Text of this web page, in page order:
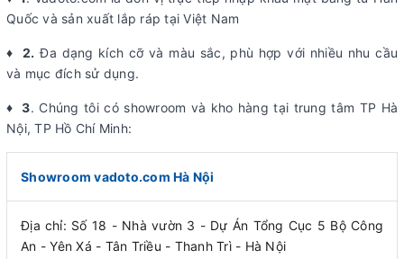
Quốc và sản xuất lắp ráp tại Việt Nam
♦ 2. Đa dạng kích cỡ và màu sắc, phù hợp với nhiều nhu cầu
và mục đích sử dụng.
♦ 3. Chúng tôi có showroom và kho hàng tại trung tâm TP Hà
Nội, TP Hồ Chí Minh:
Showroom vadoto.com Hà Nội
Địa chỉ: Số 18 - Nhà vườn 3 - Dự Án Tổng Cục 5 Bộ Công
An - Yên Xá - Tân Triều - Thanh Trì - Hà Nội